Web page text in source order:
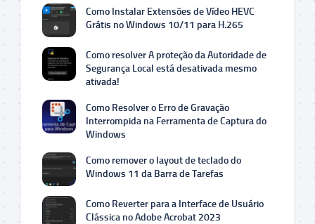
Como Instalar Extensões de Vídeo HEVC
Grátis no Windows 10/11 para H.265
Como resolver A proteção da Autoridade de
Segurança Local está desativada mesmo
ativada!
Como Resolver o Erro de Gravação
Interrompida na Ferramenta de Captura do
Windows
Como remover o layout de teclado do
Windows 11 da Barra de Tarefas
Como Reverter para a Interface de Usuário
Clássica no Adobe Acrobat 2023